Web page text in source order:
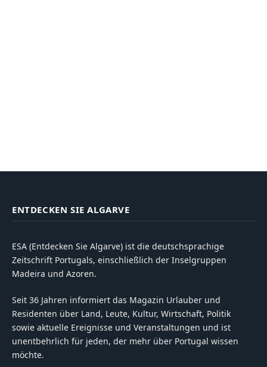
ENTDECKEN SIE ALGARVE
ESA (Entdecken Sie Algarve) ist die deutschsprachige
Zeitschrift Portugals, einschließlich der Inselgruppen
Madeira und Azoren.
Seit 36 Jahren informiert das Magazin Urlauber und
Residenten über Land, Leute, Kultur, Wirtschaft, Politik
sowie aktuelle Ereignisse und Veranstaltungen und ist
unentbehrlich für jeden, der mehr über Portugal wissen
möchte.